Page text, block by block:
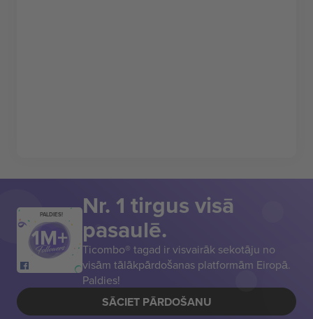
PALDIES! Nr. 1 tirgus visā
pasaulē.
Ticombo® tagad ir visvairāk sekotāju no
visām tālākpārdošanas platformām Eiropā.
Paldies!
SĀCIET PĀRDOŠANU